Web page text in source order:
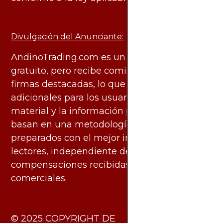
Divulgación del Anunciante:
AndinoTrading.com es un sitio de uso
gratuito, pero recibe comisiones de algunas
firmas destacadas, lo que no genera costos
adicionales para los usuarios. Todo el
material y la información publicados se
basan en una metodología imparcial y están
preparados con el mejor interés de los
lectores, independiente de las
compensaciones recibidas de socios
comerciales.
​© 2025 COPYRIGHT DE